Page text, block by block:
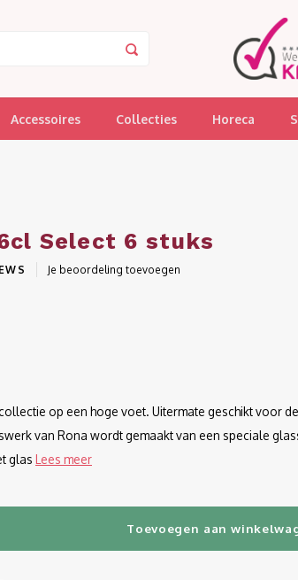
Accessoires Collecties Horeca
Select 6 stuks
Je beoordeling toevoegen
op een hoge voet. Uitermate geschikt voor
van Rona wordt gemaakt van een speciale
glas Lees meer
Toevoegen aan